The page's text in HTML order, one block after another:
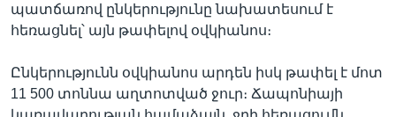
պատճառով ընկերությունը նախատեսում է
հեռացնել՝ այն թափելով օվկիանոս։
Ընկերությունն օվկիանոս արդեն իսկ թափել է մոտ
11 500 տոննա աղտոտված ջուր։ Ճապոնիայի